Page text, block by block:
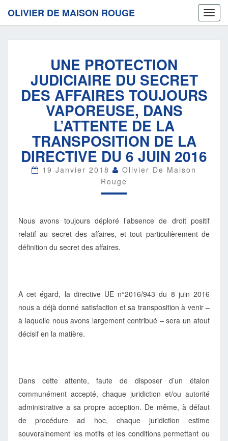
OLIVIER DE MAISON ROUGE
PROTECTION
JUDICIAIRE
DU
SECRET
DES
AFFAIRES
TOUJOURS
VAPOREUSE,
DANS
L’ATTENTE
DE
LA
TRANSPOSITION
DE
DU
6
JUIN
UNE PROTECTION
JUDICIAIRE DU SECRET
DES AFFAIRES TOUJOURS
VAPOREUSE, DANS
L’ATTENTE DE LA
TRANSPOSITION DE LA
DIRECTIVE DU 6 JUIN 2016
19 Janvier 2018
Olivier De Maison
Rouge
Nous avons toujours déploré l’absence de droit positif
relatif au secret des affaires, et tout particulièrement de
définition du secret des affaires.
A cet égard, la directive UE n°2016/943 du 8 juin 2016
nous a déjà donné satisfaction et sa transposition à venir –
à laquelle nous avons largement contribué – sera un atout
décisif en la matière.
Dans cette attente, faute de disposer d’un étalon
communément accepté, chaque juridiction et/ou autorité
administrative a sa propre acception. De même, à défaut
de procédure ad hoc, chaque juridiction estime
souverainement les motifs et les conditions permettant ou